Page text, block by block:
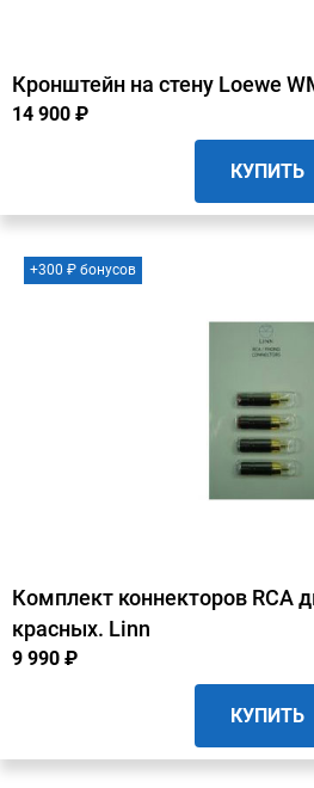
Кронштейн на стену Loewe
14 900 ₽
КУПИТЬ
+300 ₽ бонусов
Комплект коннекторов RCA
красных. Linn
9 990 ₽
КУПИТЬ